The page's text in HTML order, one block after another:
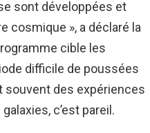
sont développées et
cosmique », a déclaré la
cible les
difficile de poussées
souvent des expériences
c’est pareil.